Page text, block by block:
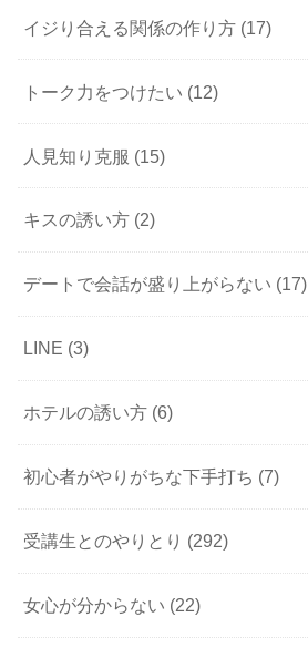
イジり合える関係の作り方 (17)
トーク力をつけたい (12)
人見知り克服 (15)
キスの誘い方 (2)
デートで会話が盛り上がらない (17)
LINE (3)
ホテルの誘い方 (6)
初心者がやりがちな下手打ち (7)
受講生とのやりとり (292)
女心が分からない (22)